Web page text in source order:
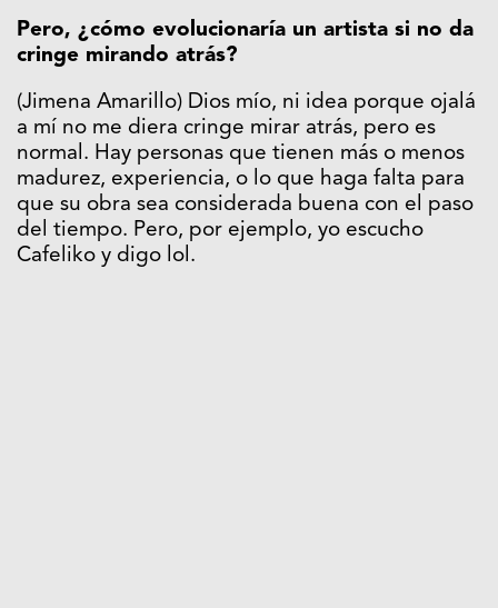
Pero, ¿cómo evolucionaría un artista si no da
cringe mirando atrás?
(Jimena Amarillo) Dios mío, ni idea porque ojalá
a mí no me diera cringe mirar atrás, pero es
normal. Hay personas que tienen más o menos
madurez, experiencia, o lo que haga falta para
que su obra sea considerada buena con el paso
del tiempo. Pero, por ejemplo, yo escucho
Cafeliko y digo lol.